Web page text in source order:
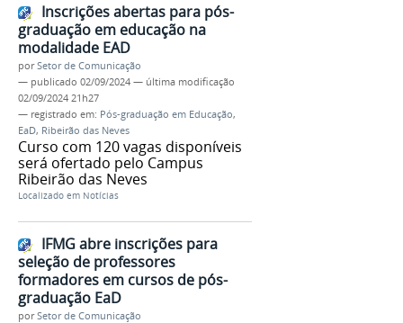
Inscrições abertas para pós-
graduação em educação na
modalidade EAD
porSetor de Comunicação
— publicado 02/09/2024 — última modificação
02/09/2024 21h27
— registrado em: Pós-graduação em Educação,
EaD, Ribeirão das Neves
Curso com 120 vagas disponíveis
será ofertado pelo Campus
Ribeirão das Neves
Localizado em Notícias
IFMG abre inscrições para
seleção de professores
formadores em cursos de pós-
graduação EaD
porSetor de Comunicação